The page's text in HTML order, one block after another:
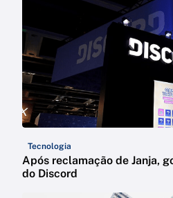
Tecnologia
Após reclamação de Janja,
do Discord